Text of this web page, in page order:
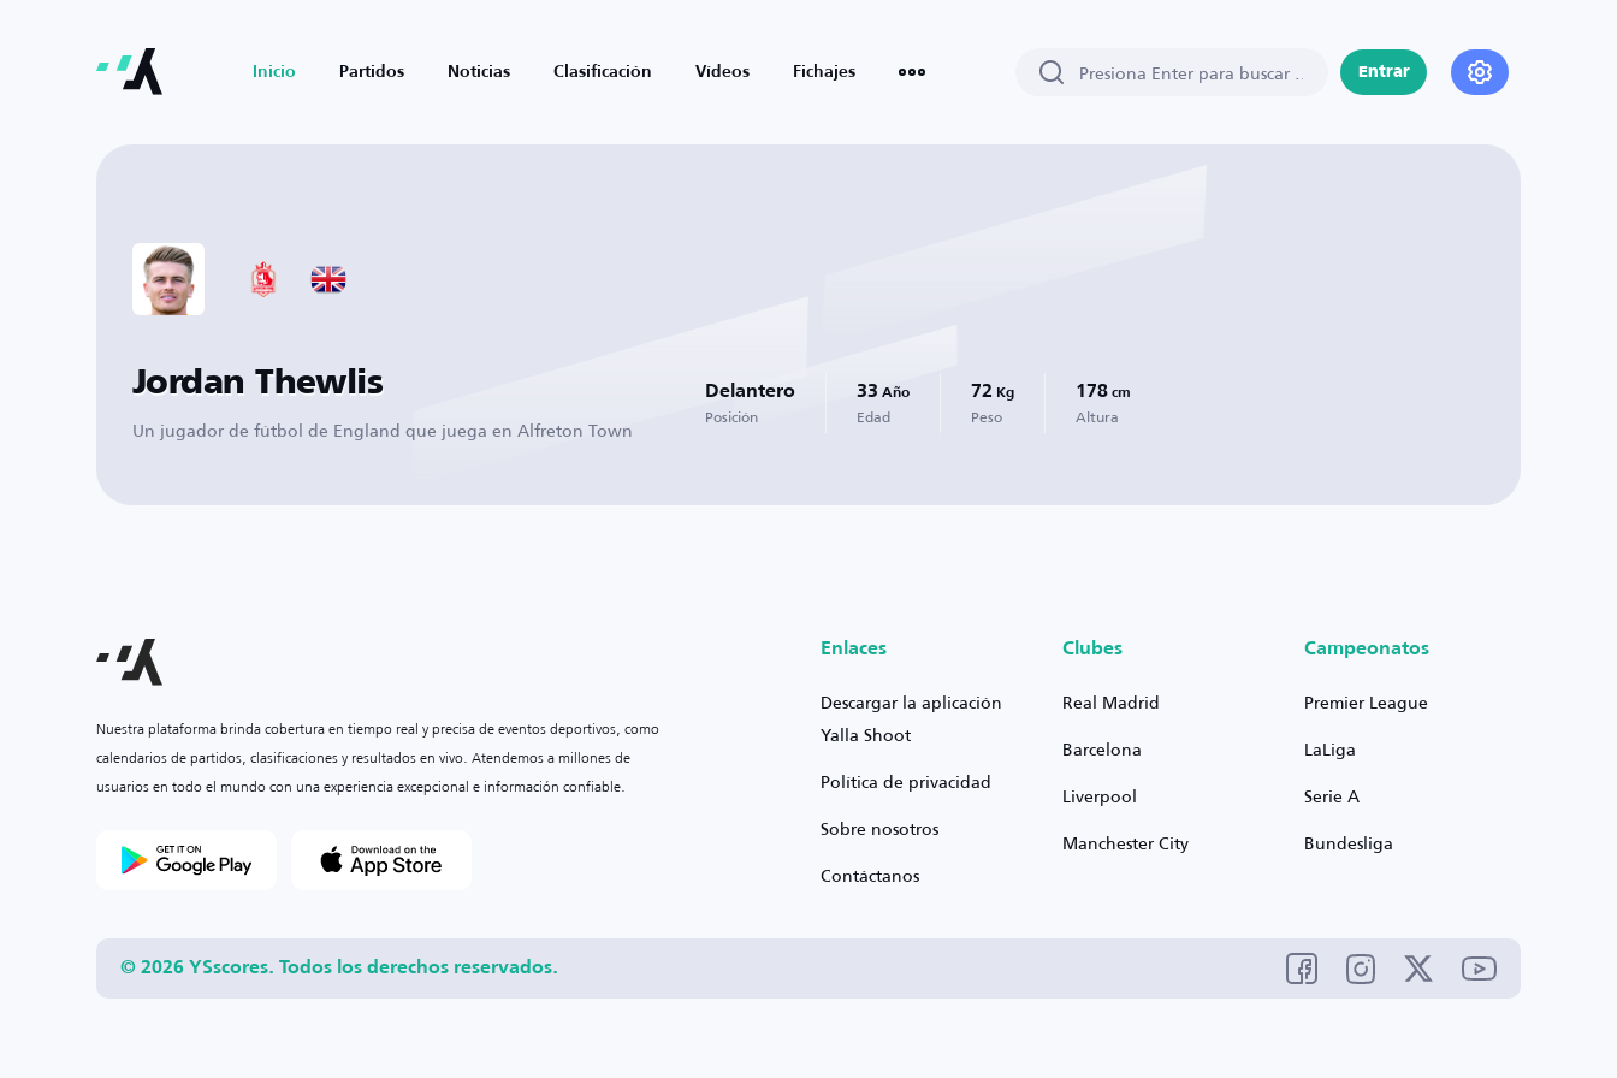
Inicio Partidos Noticias Clasificación Vídeos Fichajes Entrar
Jordan Thewlis
Un jugador de fútbol de England que juega en Alfreton Town
Delantero
Posición
33 Año
Edad
72 Kg
Peso
178 cm
Altura
Nuestra plataforma brinda cobertura en tiempo real y precisa de eventos deportivos, como
calendarios de partidos, clasificaciones y resultados en vivo. Atendemos a millones de
usuarios en todo el mundo con una experiencia excepcional e información confiable.
Enlaces
Descargar la aplicación
Yalla Shoot
Política de privacidad
Sobre nosotros
Contáctanos
Clubes
Real Madrid
Barcelona
Liverpool
Manchester City
Campeonatos
Premier League
LaLiga
Serie A
Bundesliga
© 2026 YSscores. Todos los derechos reservados.